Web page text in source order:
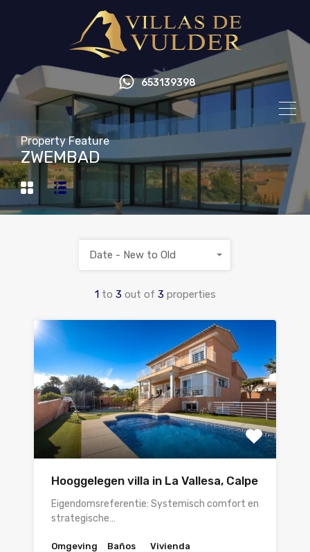
653139398
Property Feature
ZWEMBAD
1 to 3 out of 3 properties
Date - New to Old
Hooggelegen villa in La Vallesa, Calpe
Eigendomsreferentie: Systemisch comfort en
strategische…
Omgeving Baños Vivienda